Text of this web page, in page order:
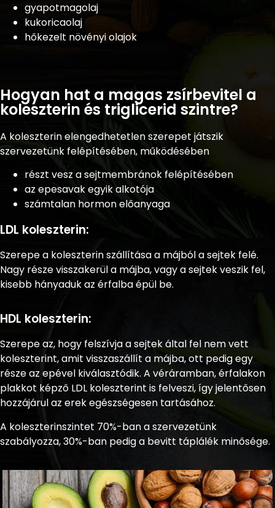
gyapotmagolaj
kukoricaolaj
hőkezelt növényi olajok
Hogyan hat a magas zsírbevitel a
koleszterin és triglicerid szintre?
A koleszterin elengedhetetlen szerepet játszik
szervezetünk felépítésében, működésében
részt vesz a sejtmembránok felépítésében
az epesavak egyik alkotója
számtalan hormon előanyaga
LDL koleszterin:
Szerepe a koleszterin szállítása a májból a sejtek felé.
Nagy része visszakerül a májba, vagy a sejtek veszik fel,
kisebb hányaduk az érfalba épül be.
HDL koleszterin:
Szerepe az, hogy felszívja a sejtek által fel nem vett
koleszterint, amit visszaszállít a májba, ott pedig egy
része az epével kiválasztódik. A véráramban, érfalakon
plakkot képző LDL koleszterint is felveszi, így jelentősen
hozzájárul az erek egészségesen tartásához.
A koleszterinszintet 70%-ban a szervezetünk
szabályozza, 30%-ban pedig a bevitt táplálék minősége.